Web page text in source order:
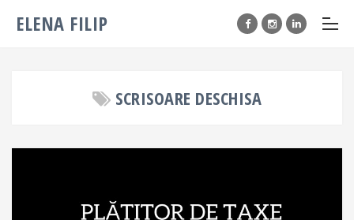
ELENA FILIP
SCRISOARE DESCHISA